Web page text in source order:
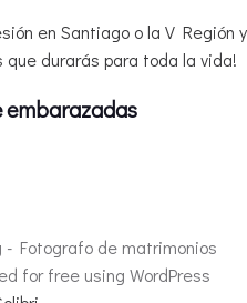
en Santiago o la V Región y
durarás para toda la vida!
Fotografo de matrimonios
for free using WordPress